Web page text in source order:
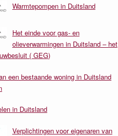
Warmtepompen in Duitsland
Het einde voor gas- en
olieverwarmingen in Duitsland – het
( GEG)
een bestaande woning in Duitsland
in Duitsland
Verplichtingen voor eigenaren van